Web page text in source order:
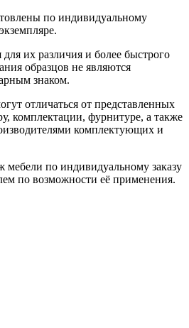
по индивидуальному
их различия и более быстрого
образцов не являются
знаком.
отличаться от представленных
комплектации, фурнитуре, а также
комплектующих и
по индивидуальному заказу
по возможности её применения.